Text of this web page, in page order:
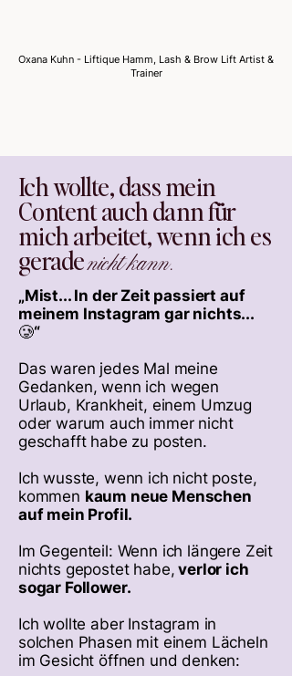
Oxana Kuhn - Liftique Hamm, Lash & Brow Lift Artist &
Trainer
Ich wollte, dass mein
Content auch dann für
mich arbeitet, wenn ich es
geradenicht kann.
„Mist... In der Zeit passiert auf
meinem Instagram gar nichts...
🥲“
Das waren jedes Mal meine
Gedanken, wenn ich wegen
Urlaub, Krankheit, einem Umzug
oder warum auch immer nicht
geschafft habe zu posten.
Ich wusste, wenn ich nicht poste,
kommen kaum neue Menschen
auf mein Profil.
Im Gegenteil: Wenn ich längere Zeit
nichts gepostet habe, verlor ich
sogar Follower.
Ich wollte aber Instagram in
solchen Phasen mit einem Lächeln
im Gesicht öffnen und denken: